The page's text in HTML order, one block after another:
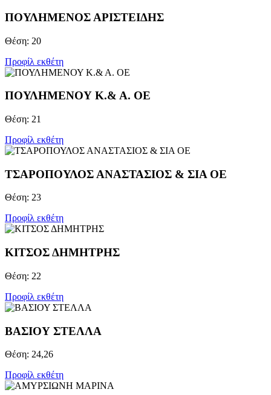
ΠΟΥΛΗΜΕΝΟΣ ΑΡΙΣΤΕΙΔΗΣ
Θέση: 20
Προφίλ εκθέτη
ΠΟΥΛΗΜΕΝΟΥ Κ.& Α. ΟΕ
Θέση: 21
Προφίλ εκθέτη
ΤΣΑΡΟΠΟΥΛΟΣ ΑΝΑΣΤΑΣΙΟΣ & ΣΙΑ ΟΕ
Θέση: 23
Προφίλ εκθέτη
ΚΙΤΣΟΣ ΔΗΜΗΤΡΗΣ
Θέση: 22
Προφίλ εκθέτη
ΒΑΣΙΟΥ ΣΤΕΛΛΑ
Θέση: 24,26
Προφίλ εκθέτη